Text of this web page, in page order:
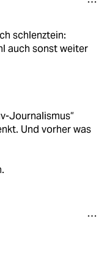
schlenztein:
auch sonst weiter
Journalismus“
Und vorher was